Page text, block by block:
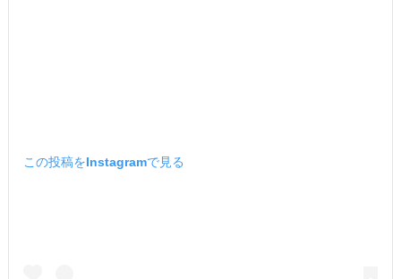
この投稿をInstagramで見る